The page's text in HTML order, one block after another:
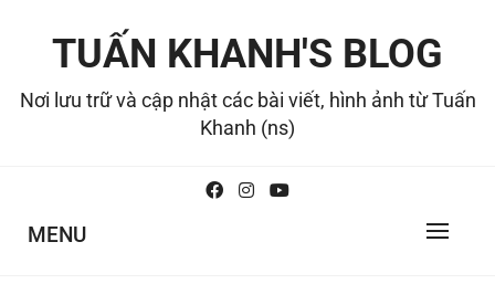
TUẤN KHANH'S BLOG
Nơi lưu trữ và cập nhật các bài viết, hình ảnh từ Tuấn
Khanh (ns)
MENU